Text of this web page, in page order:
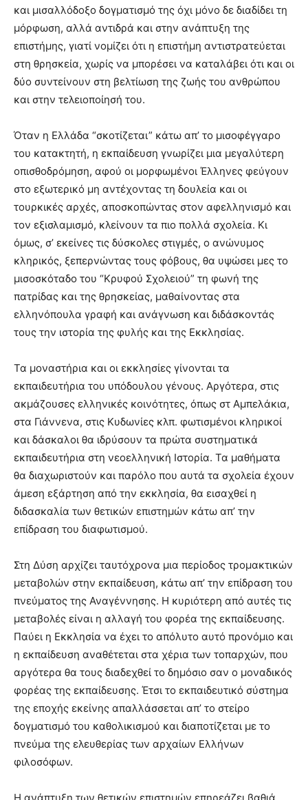
και μισαλλόδοξο δογματισμό της όχι μόνο δε διαδίδει τη
μόρφωση, αλλά αντιδρά και στην ανάπτυξη της
επιστήμης, γιατί νομίζει ότι η επιστήμη αντιστρατεύεται
στη θρησκεία, χωρίς να μπορέσει να καταλάβει ότι και οι
δύο συντείνουν στη βελτίωση της ζωής του ανθρώπου
και στην τελειοποίησή του.
Όταν η Ελλάδα “σκοτίζεται” κάτω απ’ το μισοφέγγαρο
του κατακτητή, η εκπαίδευση γνωρίζει μια μεγαλύτερη
οπισθοδρόμηση, αφού οι μορφωμένοι Έλληνες φεύγουν
στο εξωτερικό μη αντέχοντας τη δουλεία και οι
τουρκικές αρχές, αποσκοπώντας στον αφελληνισμό και
τον εξισλαμισμό, κλείνουν τα πιο πολλά σχολεία. Κι
όμως, σ’ εκείνες τις δύσκολες στιγμές, ο ανώνυμος
κληρικός, ξεπερνώντας τους φόβους, θα υψώσει μες το
μισοσκόταδο του “Κρυφού Σχολειού” τη φωνή της
πατρίδας και της θρησκείας, μαθαίνοντας στα
ελληνόπουλα γραφή και ανάγνωση και διδάσκοντάς
τους την ιστορία της φυλής και της Εκκλησίας.
Τα μοναστήρια και οι εκκλησίες γίνονται τα
εκπαιδευτήρια του υπόδουλου γένους. Αργότερα, στις
ακμάζουσες ελληνικές κοινότητες, όπως στ Αμπελάκια,
στα Γιάννενα, στις Κυδωνίες κλπ. φωτισμένοι κληρικοί
και δάσκαλοι θα ιδρύσουν τα πρώτα συστηματικά
εκπαιδευτήρια στη νεοελληνική Ιστορία. Τα μαθήματα
θα διαχωριστούν και παρόλο που αυτά τα σχολεία έχουν
άμεση εξάρτηση από την εκκλησία, θα εισαχθεί η
διδασκαλία των θετικών επιστημών κάτω απ’ την
επίδραση του διαφωτισμού.
Στη Δύση αρχίζει ταυτόχρονα μια περίοδος τρομακτικών
μεταβολών στην εκπαίδευση, κάτω απ’ την επίδραση του
πνεύματος της Αναγέννησης. Η κυριότερη από αυτές τις
μεταβολές είναι η αλλαγή του φορέα της εκπαίδευσης.
Παύει η Εκκλησία να έχει το απόλυτο αυτό προνόμιο και
η εκπαίδευση αναθέτεται στα χέρια των τοπαρχών, που
αργότερα θα τους διαδεχθεί το δημόσιο σαν ο μοναδικός
φορέας της εκπαίδευσης. Έτσι το εκπαιδευτικό σύστημα
της εποχής εκείνης απαλλάσσεται απ’ το στείρο
δογματισμό του καθολικισμού και διαποτίζεται με το
πνεύμα της ελευθερίας των αρχαίων Ελλήνων
φιλοσόφων.